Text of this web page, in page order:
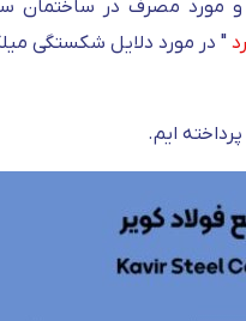
" در مورد دلایل شکستگی
ایم.